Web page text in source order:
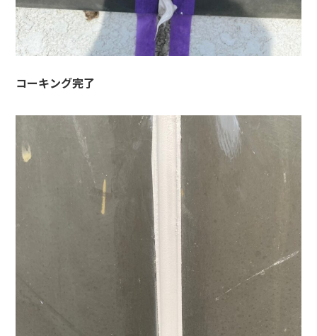
コーキング完了